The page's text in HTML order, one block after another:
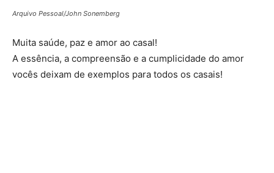
Arquivo Pessoal/John Sonemberg
Muita saúde, paz e amor ao casal!
A essência, a compreensão e a cumplicidade do amor
vocês deixam de exemplos para todos os casais!